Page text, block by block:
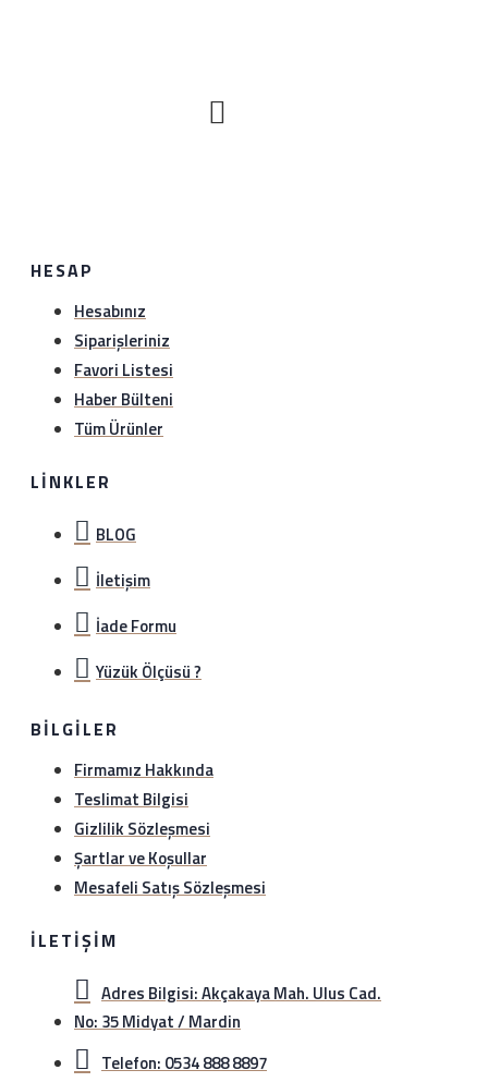
HESAP
Hesabınız
Siparişleriniz
Favori Listesi
Haber Bülteni
Tüm Ürünler
LINKLER
BLOG
İletişim
İade Formu
Yüzük Ölçüsü ?
BILGILER
Firmamız Hakkında
Teslimat Bilgisi
Gizlilik Sözleşmesi
Şartlar ve Koşullar
Mesafeli Satış Sözleşmesi
İLETIŞIM
Adres Bilgisi: Akçakaya Mah. Ulus Cad.
No: 35 Midyat / Mardin
Telefon: 0534 888 8897